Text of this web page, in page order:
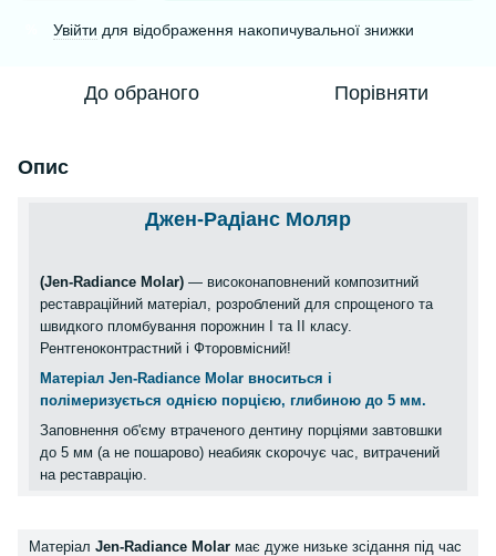
Увійти для відображення накопичувальної знижки
До обраного Порівняти
Опис
Джен-Радіанс Моляр
(Jen-Radiance Molar) — високонаповнений композитний
реставраційний матеріал, розроблений для спрощеного та
швидкого пломбування порожнин I та II класу.
Рентгеноконтрастний і Фторовмісний!
Матеріал Jen-Radiance Molar вноситься і
полімеризується однією порцією, глибиною до 5 мм.
Заповнення об'єму втраченого дентину порціями завтовшки
до 5 мм (а не пошарово) неабияк скорочує час, витрачений
на реставрацію.
Матеріал Jen-Radiance Molar має дуже низьке зсідання під час